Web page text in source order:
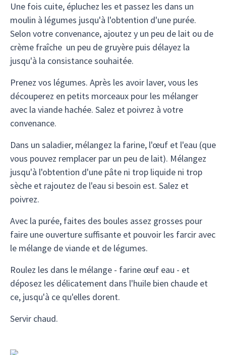
Une fois cuite, épluchez les et passez les dans un
moulin à légumes jusqu'à l'obtention d'une purée.
Selon votre convenance, ajoutez y un peu de lait ou de
crème fraîche un peu de gruyère puis délayez la
jusqu'à la consistance souhaitée.
Prenez vos légumes. Après les avoir laver, vous les
découperez en petits morceaux pour les mélanger
avec la viande hachée. Salez et poivrez à votre
convenance.
Dans un saladier, mélangez la farine, l'œuf et l'eau (que
vous pouvez remplacer par un peu de lait). Mélangez
jusqu'à l'obtention d'une pâte ni trop liquide ni trop
sèche et rajoutez de l'eau si besoin est. Salez et
poivrez.
Avec la purée, faites des boules assez grosses pour
faire une ouverture suffisante et pouvoir les farcir avec
le mélange de viande et de légumes.
Roulez les dans le mélange - farine œuf eau - et
déposez les délicatement dans l'huile bien chaude et
ce, jusqu'à ce qu'elles dorent.
Servir chaud.